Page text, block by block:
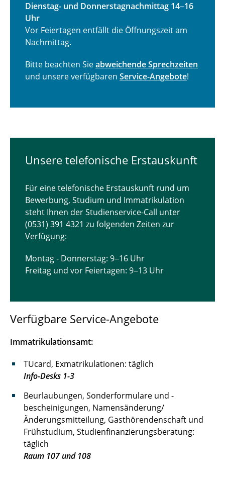
Beratungsnavi
Kontakt
Dienstag- und Donnerstagnachmittag 14‒16
Uhr
Vor Feiertagen entfällt die Öffnungszeit am
Nachmittag.
Bitte beachten Sieabweichende Sprechzeiten
und unsere verfügbaren Service-Angebote!
Unsere telefonische Erstauskunft
Für eine telefonische Erstauskunft rund um
Bewerbung, Studium und Immatrikulation
steht Ihnen der Studienservice-Call unter
(0531) 391 4321 zu folgenden Zeiten zur
Verfügung:
Montag - Donnerstag: 9‒16 Uhr
Freitag und vor Feiertagen: 9‒13 Uhr
Verfügbare Service-Angebote
Immatrikulationsamt:
TUcard, Exmatrikulationen: täglich
Info-Desks 1-3
Beurlaubungen, Sonderformulare und -
bescheinigungen, Namensänderung/
Änderungsmitteilung, Gasthörendenschaft und
Frühstudium, Studienfinanzierungsberatung:
täglich
Raum 107 und 108